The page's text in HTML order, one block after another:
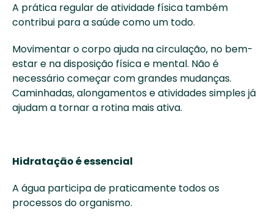
A prática regular de atividade física também
contribui para a saúde como um todo.
Movimentar o corpo ajuda na circulação, no bem-
estar e na disposição física e mental. Não é
necessário começar com grandes mudanças.
Caminhadas, alongamentos e atividades simples já
ajudam a tornar a rotina mais ativa.
Hidratação é essencial
A água participa de praticamente todos os
processos do organismo.